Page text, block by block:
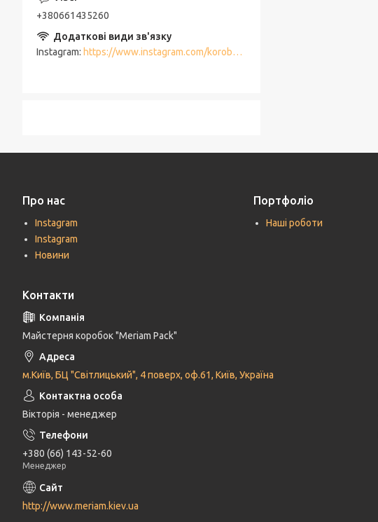
+380661435260
Instagram https://www.instagram.com/korobki_meriam/
Про нас
Instagram
Instagram
Новини
Портфоліо
Наші роботи
Контакти
Майстерня коробок "Meriam Pack"
м.Київ, БЦ "Світлицький", 4 поверх, оф.61, Київ, Україна
Вікторія - менеджер
+380 (66) 143-52-60
Менеджер
http://www.meriam.kiev.ua